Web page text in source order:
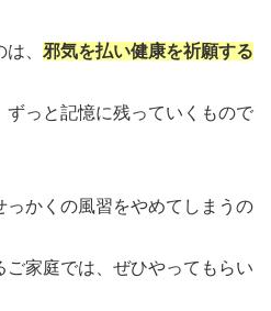
、 邪気を払い健康を祈願する
ずっと記憶に残っていくもので
っかくの風習をやめてしまうの
家庭では、ぜひやってもらい